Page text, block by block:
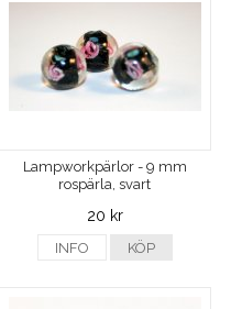
Lampworkpärlor - 9 mm
rospärla, svart
20 kr
INFO KÖP